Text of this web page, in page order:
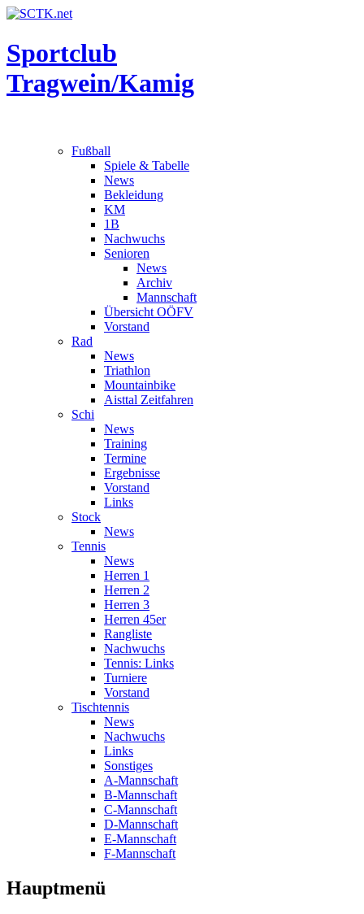
Sportclub
Tragwein/Kamig
Fußball
Spiele & Tabelle
News
Bekleidung
KM
1B
Nachwuchs
Senioren
News
Archiv
Mannschaft
Übersicht OÖFV
Vorstand
Rad
News
Triathlon
Mountainbike
Aisttal Zeitfahren
Schi
News
Training
Termine
Ergebnisse
Vorstand
Links
Stock
News
Tennis
News
Herren 1
Herren 2
Herren 3
Herren 45er
Rangliste
Nachwuchs
Tennis: Links
Turniere
Vorstand
Tischtennis
News
Nachwuchs
Links
Sonstiges
A-Mannschaft
B-Mannschaft
C-Mannschaft
D-Mannschaft
E-Mannschaft
F-Mannschaft
Hauptmenü